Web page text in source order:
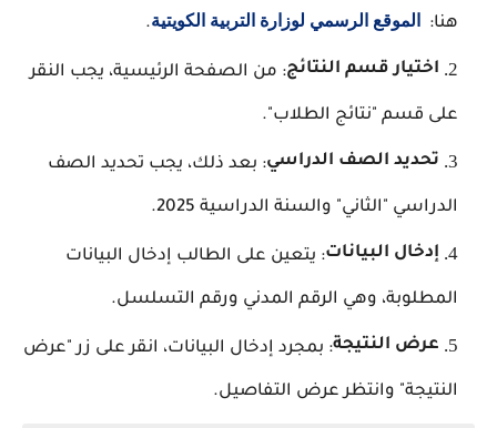
هنا: الموقع الرسمي لوزارة التربية الكويتية.
اختيار قسم النتائج: من الصفحة الرئيسية، يجب النقر
على قسم "نتائج الطلاب".
تحديد الصف الدراسي: بعد ذلك، يجب تحديد الصف
الدراسي "الثاني" والسنة الدراسية 2025.
إدخال البيانات: يتعين على الطالب إدخال البيانات
المطلوبة، وهي الرقم المدني ورقم التسلسل.
عرض النتيجة: بمجرد إدخال البيانات، انقر على زر "عرض
النتيجة" وانتظر عرض التفاصيل.